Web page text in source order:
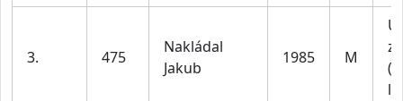
3. 475
Nakládal
Jakub
1985 M